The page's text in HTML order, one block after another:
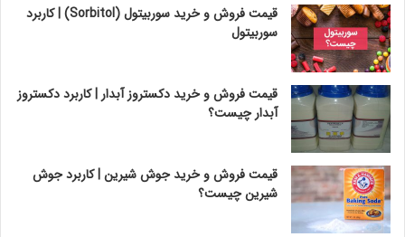
قیمت فروش و خرید سوربیتول (Sorbitol) | کاربرد
سوربیتول
قیمت فروش و خرید دکستروز آبدار | کاربرد دکستروز
آبدار چیست؟
قیمت فروش و خرید جوش شیرین | کاربرد جوش
شیرین چیست؟